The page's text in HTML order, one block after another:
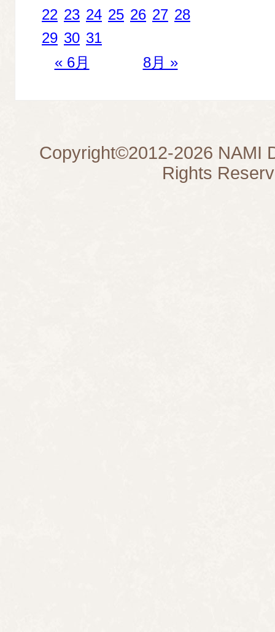
« 6月 8月 »
22 23 24 25 26 27 28
29 30 31
Copyright©2012-2026 NAMI
Rights